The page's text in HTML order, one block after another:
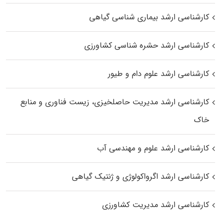
کارشناسی ارشد بیماری‌ شناسی گیاهی
کارشناسی ارشد حشره‌ شناسی کشاورزی
کارشناسی ارشد علوم دام و طیور
کارشناسی ارشد مدیریت حاصلخیزی، زیست فناوری و منابع
خاک
کارشناسی ارشد علوم و مهندسی آب
کارشناسی ارشد اگرواکولوژی و ژنتیک گیاهی
کارشناسی ارشد مدیریت کشاورزی